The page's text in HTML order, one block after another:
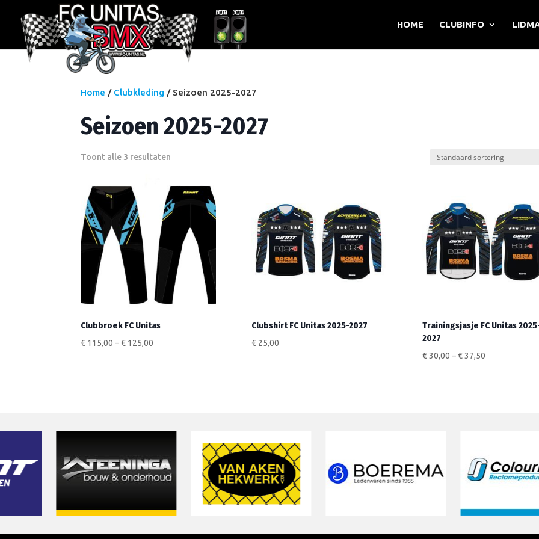
HOME CLUBINFO
Home / Clubkleding / Seizoen 2025-2027
Seizoen 2025-2027
Toont alle 3 resultaten
Clubbroek FC Unitas
€ 115,00 –€ 125,00
Clubshirt FC Unitas 2025-2027
€25,00
Trainingsjasje FC Unitas
2027
€30,00 –€37,50